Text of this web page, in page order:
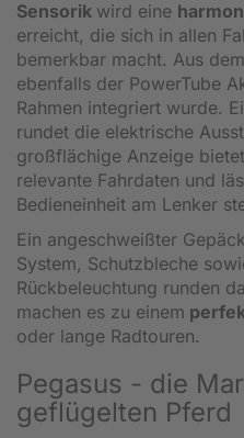
Sensorik wird eine
erreicht, die sich in allen
bemerkbar macht. Aus
ebenfalls der PowerTube
Rahmen integriert wurde.
rundet die elektrische
großflächige Anzeige
relevante Fahrdaten und
Bedieneinheit am Lenker
Ein angeschweißter
System, Schutzbleche
Rückbeleuchtung runden
machen es zu einem
oder lange Radtouren.
Pegasus - die
geflügelten Pferd